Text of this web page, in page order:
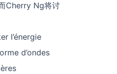
Cherry Ng将讨
l’énergie
d’ondes